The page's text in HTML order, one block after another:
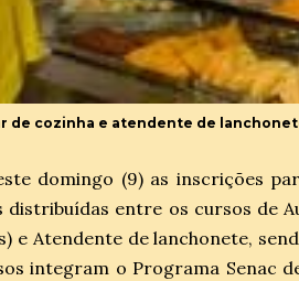
de cozinha e atendente de
domingo (9) as inscrições
distribuídas entre os cursos de
e Atendente de lanchonete,
integram o Programa Senac